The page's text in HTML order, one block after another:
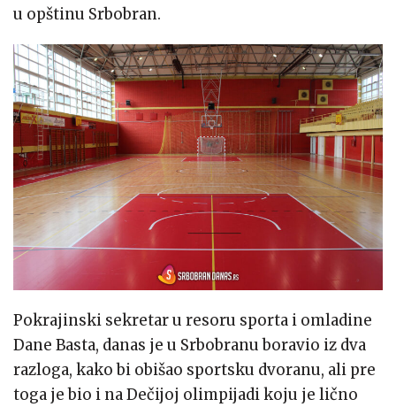
u opštinu Srbobran.
Pokrajinski sekretar u resoru sporta i omladine
Dane Basta, danas je u Srbobranu boravio iz dva
razloga, kako bi obišao sportsku dvoranu, ali pre
toga je bio i na Dečijoj olimpijadi koju je lično